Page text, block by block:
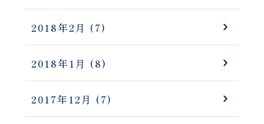
2018年2月 (7)
2018年1月 (8)
2017年12月 (7)